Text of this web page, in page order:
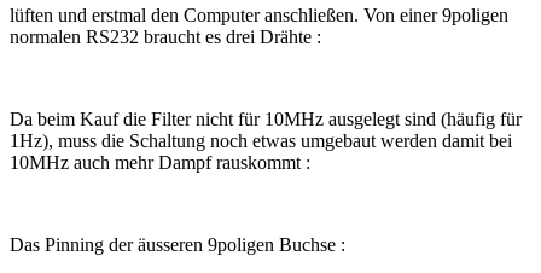
lüften und erstmal den Computer anschließen. Von einer 9poligen
normalen RS232 braucht es drei Drähte :
Da beim Kauf die Filter nicht für 10MHz ausgelegt sind (häufig für
1Hz), muss die Schaltung noch etwas umgebaut werden damit bei
10MHz auch mehr Dampf rauskommt :
Das Pinning der äusseren 9poligen Buchse :